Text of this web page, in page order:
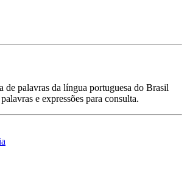
de palavras da língua portuguesa do Brasil
e expressões para consulta.